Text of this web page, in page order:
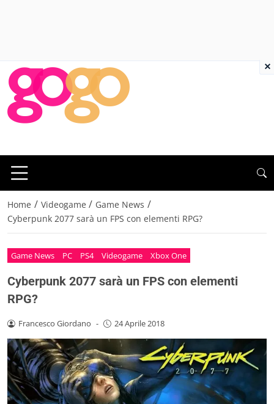
Home / Videogame / Game News /
Cyberpunk 2077 sarà un FPS con elementi RPG?
Game News PC PS4 Videogame Xbox One
Cyberpunk 2077 sarà un FPS con elementi
RPG?
Francesco Giordano - 24 Aprile 2018
×